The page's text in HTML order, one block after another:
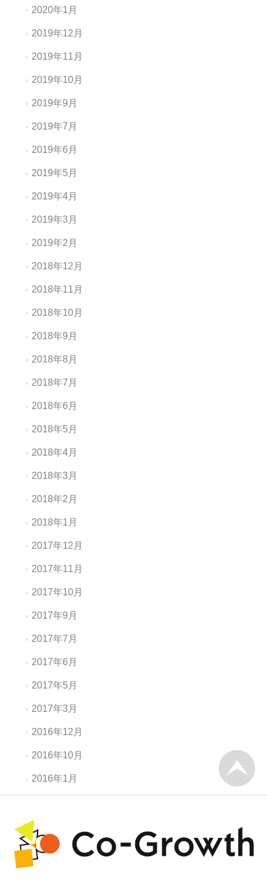
2020年1月
2019年12月
2019年11月
2019年10月
2019年9月
2019年7月
2019年6月
2019年5月
2019年4月
2019年3月
2019年2月
2018年12月
2018年11月
2018年10月
2018年9月
2018年8月
2018年7月
2018年6月
2018年5月
2018年4月
2018年3月
2018年2月
2018年1月
2017年12月
2017年11月
2017年10月
2017年9月
2017年7月
2017年6月
2017年5月
2017年3月
2016年12月
2016年10月
2016年1月